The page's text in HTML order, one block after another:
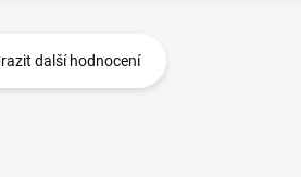
další hodnocení